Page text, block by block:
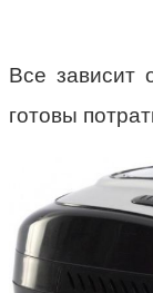
Все зависит
готовы